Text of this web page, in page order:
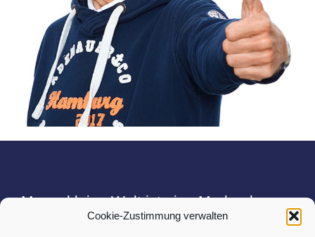
Cookie-Zustimmung verwalten
Marcs kleine Welt ist eine Marke der
Workspire GmbH